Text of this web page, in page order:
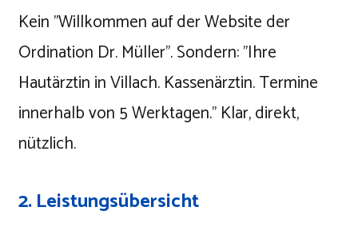
Kein "Willkommen auf der Website der
Ordination Dr. Müller". Sondern: "Ihre
Hautärztin in Villach. Kassenärztin. Termine
innerhalb von 5 Werktagen." Klar, direkt,
nützlich.
2. Leistungsübersicht